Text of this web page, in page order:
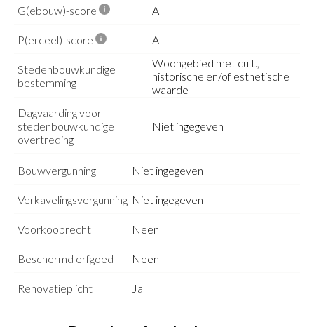
G(ebouw)-score A
P(erceel)-score A
Stedenbouwkundige
bestemming
Woongebied met cult.,
historische en/of esthetische
waarde
Dagvaarding voor
stedenbouwkundige
overtreding
Niet ingegeven
Bouwvergunning Niet ingegeven
Verkavelingsvergunning Niet ingegeven
Voorkooprecht Neen
Beschermd erfgoed Neen
Renovatieplicht Ja